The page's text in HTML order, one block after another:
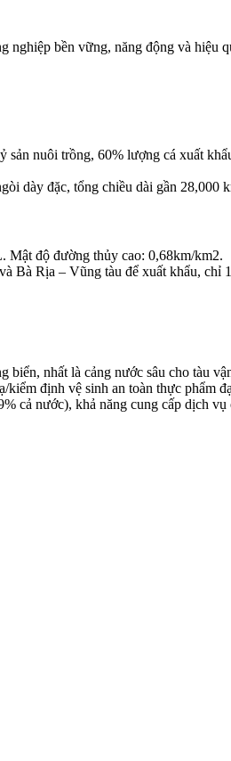
bền vững, năng động và hiệu
nuôi trồng, 60% lượng cá xuất
dày đặc, tổng chiều dài gần 28,000
Mật độ đường thủy cao: 0,68km/km2.
Bà Rịa – Vũng tàu để xuất khẩu, chỉ
nhất là cảng nước sâu cho tàu
kiểm định vệ sinh an toàn thực phẩm
cả nước), khả năng cung cấp dịch vụ